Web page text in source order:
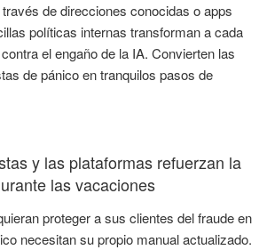
de direcciones conocidas o apps
políticas internas transforman a cada
el engaño de la IA. Convierten las
de pánico en tranquilos pasos de
y las plataformas refuerzan la
las vacaciones
proteger a sus clientes del fraude en
necesitan su propio manual actualizado.